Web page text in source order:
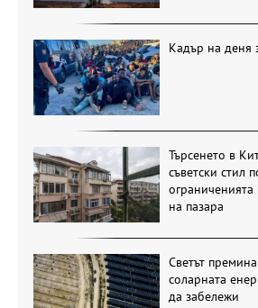
Кадър на деня
Търсенето в
съветски стил
на пазара
Светът
соларната
да забележи